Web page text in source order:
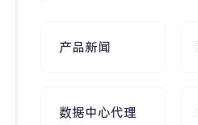
产品新闻
数据中心代理